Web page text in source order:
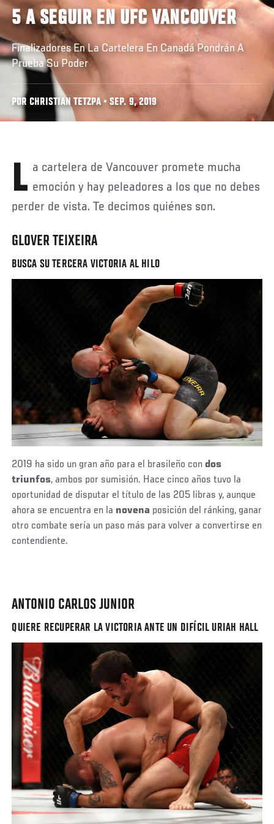
5 A SEGUIR EN UFC VANCOUVER
Finalizadores En La Cartelera En Canadá Pondrán A
Prueba Su Poder
POR CHRISTIAN TETZPA • SEP. 9, 2019
La cartelera de Vancouver promete mucha emoción y hay peleadores a los que no debes
perder de vista. Te decimos quiénes son.
GLOVER TEIXEIRA
BUSCA SU TERCERA VICTORIA AL HILO
2019 ha sido un gran año para el brasileño condos
triunfos, ambos por sumisión. Hace cinco años tuvo la
oportunidad de disputar el título de las 205 libras y, aunque
ahora se encuentra en la novena posición del ránking, ganar
otro combate sería un paso más para volver a convertirse en
contendiente.
ANTONIO CARLOS JUNIOR
QUIERE RECUPERAR LA VICTORIA ANTE UN DIFÍCIL URIAH HALL